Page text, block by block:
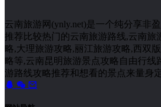
云南旅游网(ynly.net)是一个纯分享非
推荐比较热门的云南旅游路线,云南旅
略,大理旅游攻略,丽江旅游攻略,西双
略等,云南昆明旅游景点攻略自由行线
游路线攻略推荐和想看的景点来量身